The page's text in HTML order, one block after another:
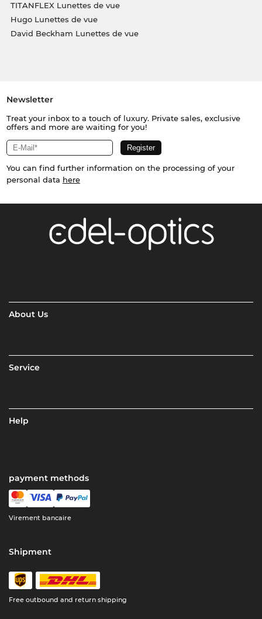
TITANFLEX Lunettes de vue
Hugo Lunettes de vue
David Beckham Lunettes de vue
Newsletter
Treat your inbox to a touch of luxury. Private sales, exclusive
offers and more are waiting for you!
You can find further information on the processing of your
personal data here
About Us
Service
Help
payment methods
Virement bancaire
Shipment
Free outbound and return shipping